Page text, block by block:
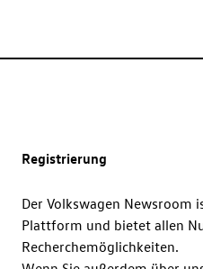
Registrierung
Der Volkswagen Newsroom
Plattform und bietet allen
Recherchemöglichkeiten.